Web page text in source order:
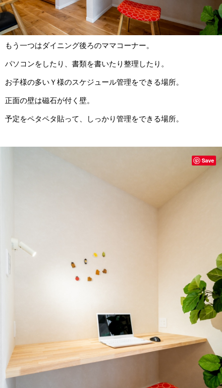
もう一つはダイニング後ろのママコーナー。
パソコンをしたり、書類を書いたり整理したり。
お子様の多いＹ様のスケジュール管理をできる場所。
正面の壁は磁石が付く壁。
予定をペタペタ貼って、しっかり管理をできる場所。
Save